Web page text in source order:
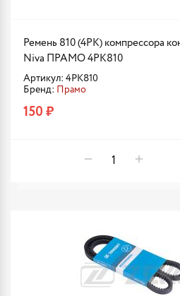
Ремень 810 (4PK) компрессора
Niva ПРАМО 4PK810
Артикул: 4PK810
Бренд: Прамо
150 ₽